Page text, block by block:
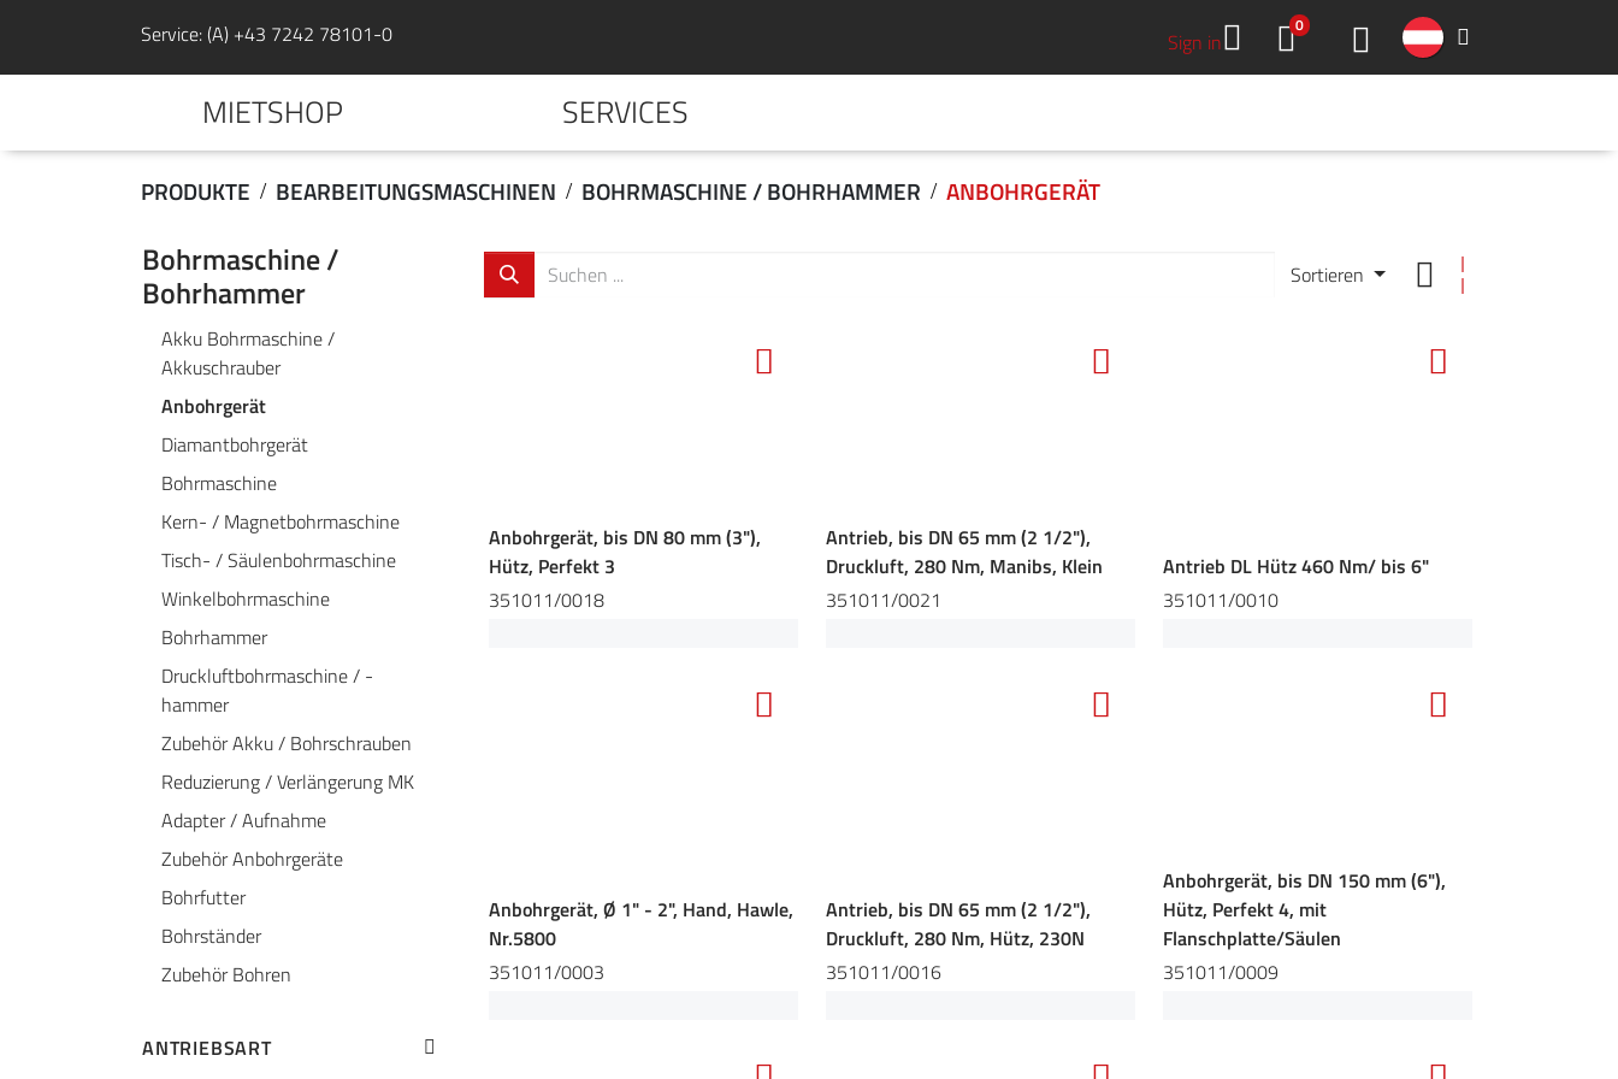
Service: (A) +43 7242 78101-0 Sign in
0
MIETSHOP SERVICES
PRODUKTE BEARBEITUNGSMASCHINEN BOHRMASCHINE / BOHRHAMMER ANBOHRGERÄT
Bohrmaschine /
Bohrhammer
Akku Bohrmaschine /
Akkuschrauber
Anbohrgerät
Diamantbohrgerät
Bohrmaschine
Kern- / Magnetbohrmaschine
Tisch- / Säulenbohrmaschine
Winkelbohrmaschine
Bohrhammer
Druckluftbohrmaschine / -
hammer
Zubehör Akku / Bohrschrauben
Reduzierung / Verlängerung MK
Adapter / Aufnahme
Zubehör Anbohrgeräte
Bohrfutter
Bohrständer
Zubehör Bohren
ANTRIEBSART
Sortieren
Anbohrgerät, bis DN 80 mm (3"),
Hütz, Perfekt 3
351011/0018
Antrieb, bis DN 65 mm (2 1/2"),
Druckluft, 280 Nm, Manibs, Klein
351011/0021
Antrieb DL Hütz 460 Nm/ bis 6"
351011/0010
Anbohrgerät, Ø 1" - 2", Hand, Hawle,
Nr.5800
351011/0003
Antrieb, bis DN 65 mm (2 1/2"),
Druckluft, 280 Nm, Hütz, 230N
351011/0016
Anbohrgerät, bis DN 150 mm (6"),
Hütz, Perfekt 4, mit
Flanschplatte/Säulen
351011/0009